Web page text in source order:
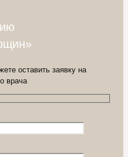
оставить заявку на
врача